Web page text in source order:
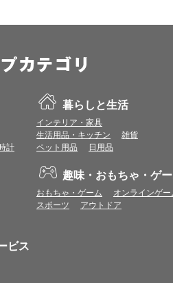
後1ヶ月前後で動作確認いたします。
前のバージョンのブラウザをご利用の場合
をお願いいたします。
の機能を使用している為、Cookieと
1倍分に加え、上乗せとなる1〜19倍分の
商品代金のみ（税・送料等を除く）となり
は、カードご利用代金のご請求月と異なる
ショップ詳細ページにてご確認ください。
て計算されるため、一部の法人カード等
済前に別サイトにアクセスした場合は、ポ
った場合は、プレミアムポイント付与の対
、プレミアムポイント付与の対象となりま
計
暮らしと生活
インテリア・家具
生活用品・キッチン
雑貨
ペット用品
日用品
趣味・おもちゃ・ゲ
おもちゃ・ゲーム
オンラインゲー
スポーツ
アウトドア
ビス